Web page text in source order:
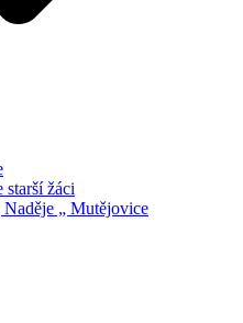
žáci
„ Mutějovice